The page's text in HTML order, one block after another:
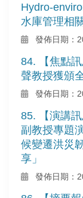
Hydro-
水庫管理相
發佈日期：
84. 【焦點
聲教授獲頒
發佈日期：
85. 【演講
副教授專題
候變遷洪災
享」
發佈日期：